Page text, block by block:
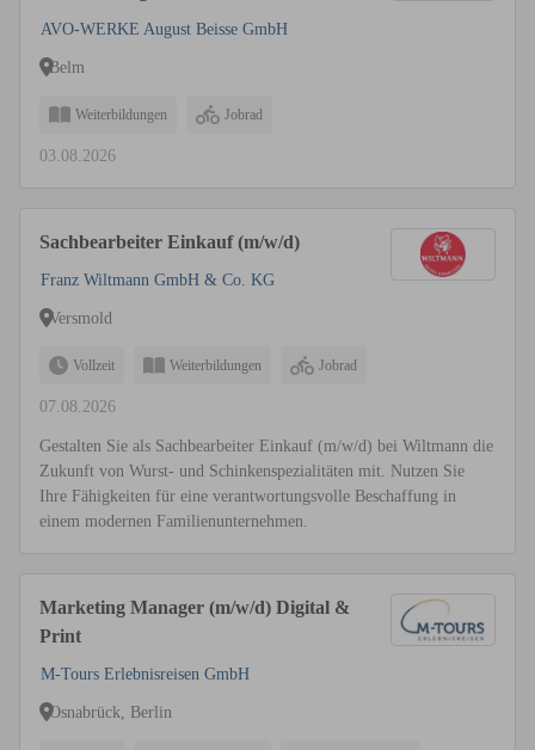
AVO-WERKE August Beisse GmbH
Belm
Weiterbildungen Jobrad
03.08.2026
Sachbearbeiter Einkauf (m/w/d)
Franz Wiltmann GmbH & Co. KG
Versmold
Vollzeit Weiterbildungen Jobrad
07.08.2026
Gestalten Sie als Sachbearbeiter Einkauf (m/w/d) bei Wiltmann die
Zukunft von Wurst- und Schinkenspezialitäten mit. Nutzen Sie
Ihre Fähigkeiten für eine verantwortungsvolle Beschaffung in
einem modernen Familienunternehmen.
Marketing Manager (m/w/d) Digital &
Print
M-Tours Erlebnisreisen GmbH
Osnabrück, Berlin